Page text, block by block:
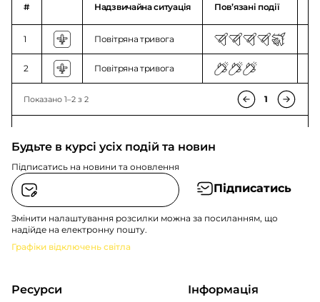
# Надзвичайна ситуація Повʼязані події
1 Повітряна тривога
2 Повітряна тривога
Показано 1–2 з 2 1
Будьте в курсі усіх подій та новин
Підписатись на новини та оновлення
Підписатись
Змінити налаштування розсилки можна за посиланням, що
надійде на електронну пошту.
Графіки відключень світла
Ресурси Інформація